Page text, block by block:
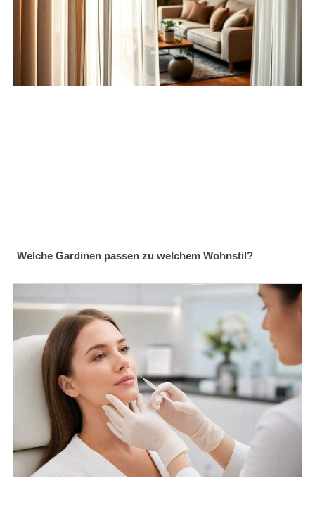
Welche Gardinen passen zu welchem Wohnstil?